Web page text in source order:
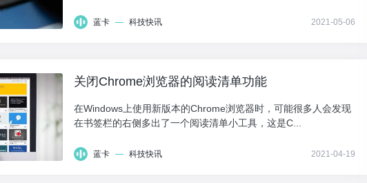
蓝卡 — 科技快讯 2021-05-06
关闭Chrome浏览器的阅读清单功能
在Windows上使用新版本的Chrome浏览器时，可能很多人会发现
在书签栏的右侧多出了一个阅读清单小工具，这是C...
蓝卡 — 科技快讯 2021-04-19